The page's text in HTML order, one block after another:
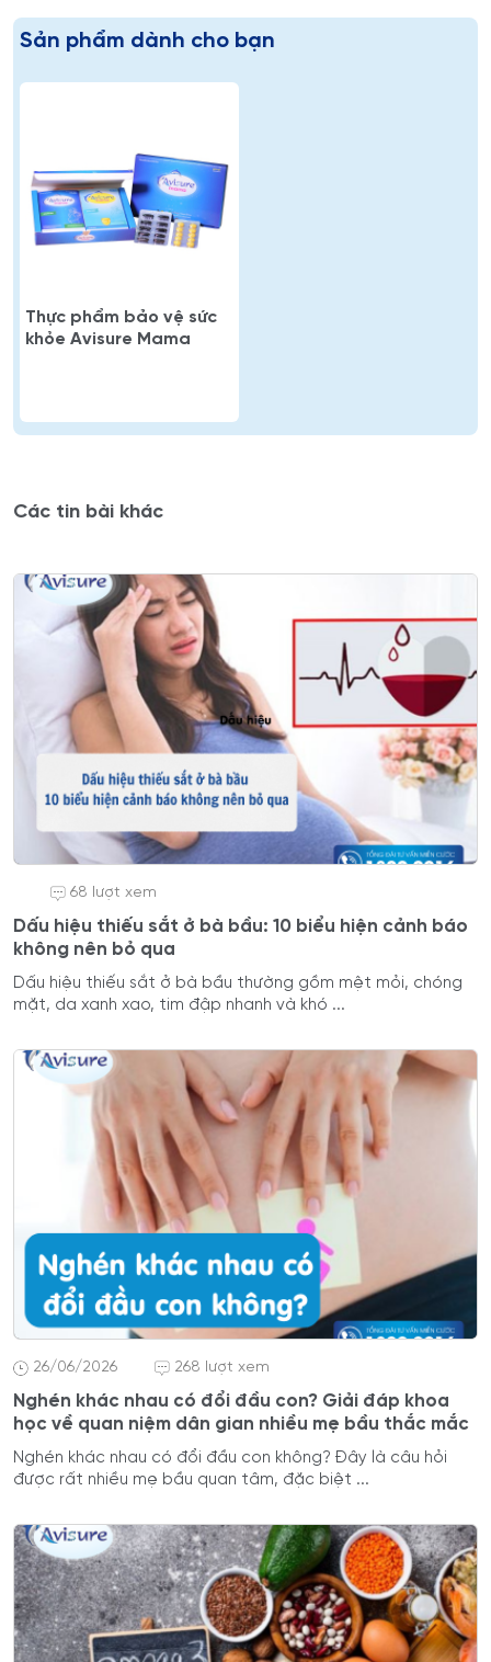
Sản phẩm dành cho bạn
Thực phẩm bảo vệ sức
khỏe Avisure Mama
Các tin bài khác
68 lượt xem
Dấu hiệu thiếu sắt ở bà bầu: 10 biểu hiện cảnh báo
không nên bỏ qua
Dấu hiệu thiếu sắt ở bà bầu thường gồm mệt mỏi, chóng
mặt, da xanh xao, tim đập nhanh và khó ...
26/06/2026 268 lượt xem
Nghén khác nhau có đổi đầu con? Giải đáp khoa
học về quan niệm dân gian nhiều mẹ bầu thắc mắc
Nghén khác nhau có đổi đầu con không? Đây là câu hỏi
được rất nhiều mẹ bầu quan tâm, đặc biệt ...